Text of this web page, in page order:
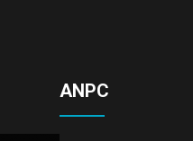
ANPC